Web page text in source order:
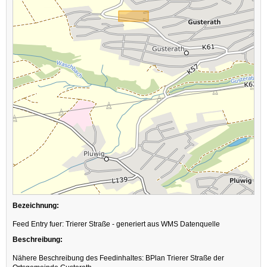
Bezeichnung:
Feed Entry fuer: Trierer Straße - generiert aus WMS Datenquelle
Beschreibung:
Nähere Beschreibung des Feedinhaltes: BPlan Trierer Straße der